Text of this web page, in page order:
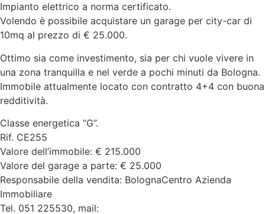
Impianto elettrico a norma certificato.
Volendo è possibile acquistare un garage per city-car di
10mq al prezzo di € 25.000.
Ottimo sia come investimento, sia per chi vuole vivere in
una zona tranquilla e nel verde a pochi minuti da Bologna.
Immobile attualmente locato con contratto 4+4 con buona
redditività.
Classe energetica “G”.
Rif. CE255
Valore dell’immobile: € 215.000
Valore del garage a parte: € 25.000
Responsabile della vendita: BolognaCentro Azienda
Immobiliare
Tel. 051 225530, mail: